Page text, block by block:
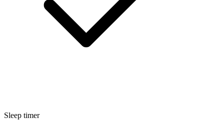
Sleep timer